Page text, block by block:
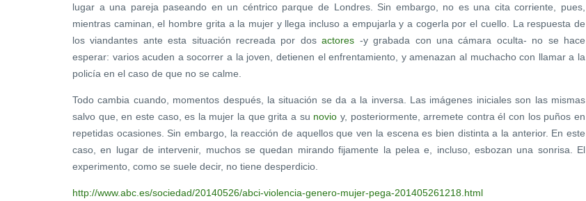
lugar a una pareja paseando en un céntrico parque de Londres. Sin embargo, no es una cita corriente, pues,
mientras caminan, el hombre grita a la mujer y llega incluso a empujarla y a cogerla por el cuello. La respuesta de
los viandantes ante esta situación recreada por dosactores -y grabada con una cámara oculta- no se hace
esperar: varios acuden a socorrer a la joven, detienen el enfrentamiento, y amenazan al muchacho con llamar a la
policía en el caso de que no se calme.
Todo cambia cuando, momentos después, la situación se da a la inversa. Las imágenes iniciales son las mismas
salvo que, en este caso, es la mujer la que grita a su novio y, posteriormente, arremete contra él con los puños en
repetidas ocasiones. Sin embargo, la reacción de aquellos que ven la escena es bien distinta a la anterior. En este
caso, en lugar de intervenir, muchos se quedan mirando fijamente la pelea e, incluso, esbozan una sonrisa. El
experimento, como se suele decir, no tiene desperdicio.
http://www.abc.es/sociedad/20140526/abci-violencia-genero-mujer-pega-201405261218.html